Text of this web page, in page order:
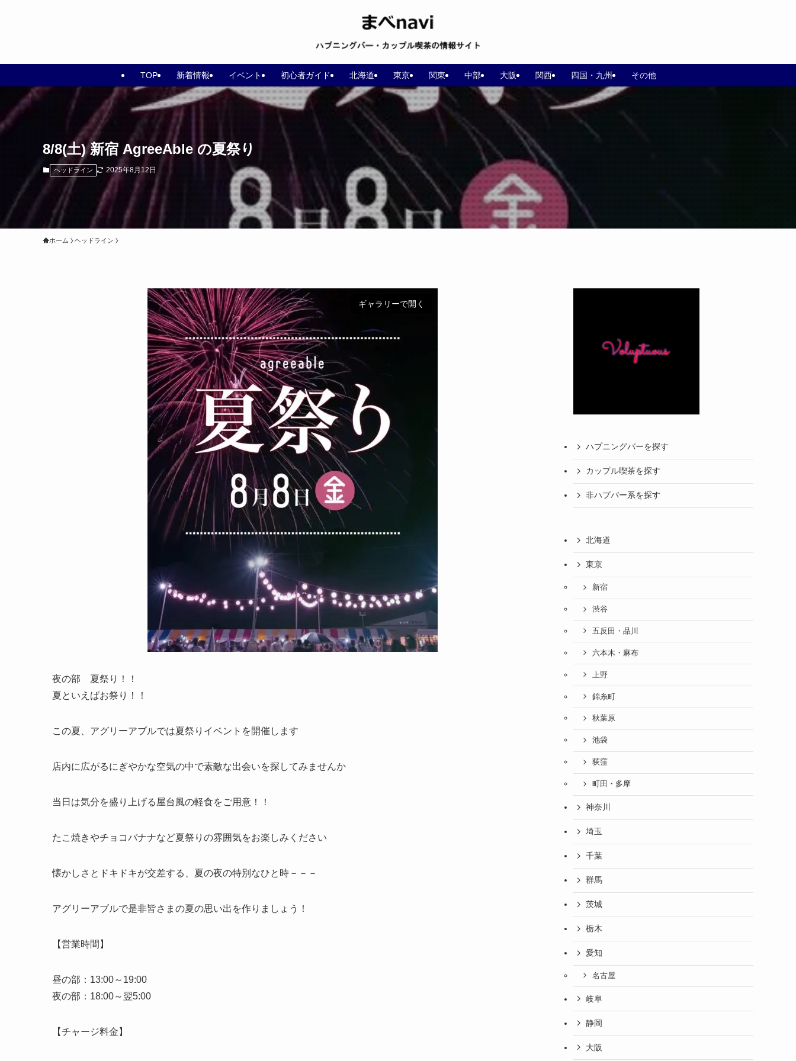
TOP 新着情報 イベント 初心者ガイド 北海道 東京 関東 中部 大阪 関西 四国・九州 その他
8/8(土) 新宿 AgreeAble の夏祭り
ヘッドライン 2025年8月12日
ホーム ヘッドライン
ギャラリーで開く
夜の部 夏祭り！！
夏といえばお祭り！！
この夏、アグリーアブルでは夏祭りイベントを開催します
店内に広がるにぎやかな空気の中で素敵な出会いを探してみませんか
当日は気分を盛り上げる屋台風の軽食をご用意！！
たこ焼きやチョコバナナなど夏祭りの雰囲気をお楽しみください
懐かしさとドキドキが交差する、夏の夜の特別なひと時－－－
アグリーアブルで是非皆さまの夏の思い出を作りましょう！
【営業時間】
昼の部：13:00～19:00
夜の部：18:00～翌5:00
【チャージ料金】
ハプニングバーを探す
カップル喫茶を探す
非ハプバー系を探す
北海道
東京
新宿
渋谷
五反田・品川
六本木・麻布
上野
錦糸町
秋葉原
池袋
荻窪
町田・多摩
神奈川
埼玉
千葉
群馬
茨城
栃木
愛知
名古屋
岐阜
静岡
大阪